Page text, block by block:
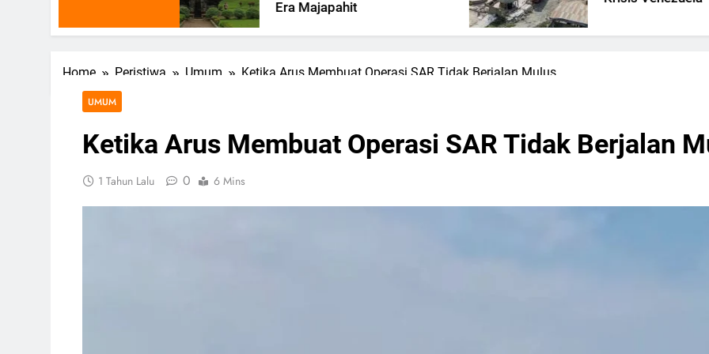
Era Majapahit
Home Peristiwa Umum Ketika Arus Membuat Operasi SAR Tidak Berjalan Mulus
UMUM
Ketika Arus Membuat Operasi SAR Tidak Berjalan
1 Tahun Lalu 0 6 Mins